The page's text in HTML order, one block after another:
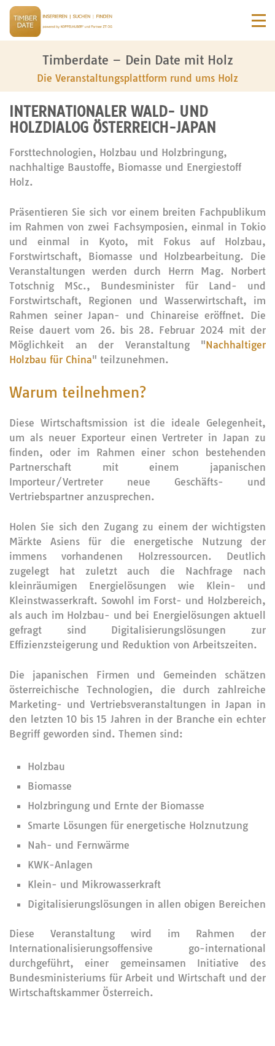
Timberdate – Dein Date mit Holz
Die Veranstaltungsplattform rund ums Holz
INTERNATIONALER WALD- UND
HOLZDIALOG ÖSTERREICH-JAPAN
Forsttechnologien, Holzbau und Holzbringung,
nachhaltige Baustoffe, Biomasse und Energiestoff
Holz.
Präsentieren Sie sich vor einem breiten Fachpublikum
im Rahmen von zwei Fachsymposien, einmal in Tokio
und einmal in Kyoto, mit Fokus auf Holzbau,
Forstwirtschaft, Biomasse und Holzbearbeitung. Die
Veranstaltungen werden durch Herrn Mag. Norbert
Totschnig MSc., Bundesminister für Land- und
Forstwirtschaft, Regionen und Wasserwirtschaft, im
Rahmen seiner Japan- und Chinareise eröffnet. Die
Reise dauert vom 26. bis 28. Februar 2024 mit der
Möglichkeit an der Veranstaltung "Nachhaltiger
Holzbau für China" teilzunehmen.
Warum teilnehmen?
Diese Wirtschaftsmission ist die ideale Gelegenheit,
um als neuer Exporteur einen Vertreter in Japan zu
finden, oder im Rahmen einer schon bestehenden
Partnerschaft mit einem japanischen
Importeur/Vertreter neue Geschäfts- und
Vertriebspartner anzusprechen.
Holen Sie sich den Zugang zu einem der wichtigsten
Märkte Asiens für die energetische Nutzung der
immens vorhandenen Holzressourcen. Deutlich
zugelegt hat zuletzt auch die Nachfrage nach
kleinräumigen Energielösungen wie Klein- und
Kleinstwasserkraft. Sowohl im Forst- und Holzbereich,
als auch im Holzbau- und bei Energielösungen aktuell
gefragt sind Digitalisierungslösungen zur
Effizienzsteigerung und Reduktion von Arbeitszeiten.
Die japanischen Firmen und Gemeinden schätzen
österreichische Technologien, die durch zahlreiche
Marketing- und Vertriebsveranstaltungen in Japan in
den letzten 10 bis 15 Jahren in der Branche ein echter
Begriff geworden sind. Themen sind:
Holzbau
Biomasse
Holzbringung und Ernte der Biomasse
Smarte Lösungen für energetische Holznutzung
Nah- und Fernwärme
KWK-Anlagen
Klein- und Mikrowasserkraft
Digitalisierungslösungen in allen obigen Bereichen
Diese Veranstaltung wird im Rahmen der
Internationalisierungsoffensive go-international
durchgeführt, einer gemeinsamen Initiative des
Bundesministeriums für Arbeit und Wirtschaft und der
Wirtschaftskammer Österreich.